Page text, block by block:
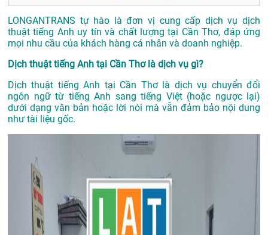
LONGANTRANS tự hào là đơn vị cung cấp dịch vụ dịch
thuật tiếng Anh uy tín và chất lượng tại Cần Thơ, đáp ứng
mọi nhu cầu của khách hàng cá nhân và doanh nghiệp.
Dịch thuật tiếng Anh tại Cần Thơ là dịch vụ gì?
Dịch thuật tiếng Anh tại Cần Thơ là dịch vụ chuyển đổi
ngôn ngữ từ tiếng Anh sang tiếng Việt (hoặc ngược lại)
dưới dạng văn bản hoặc lời nói mà vẫn đảm bảo nội dung
như tài liệu gốc.